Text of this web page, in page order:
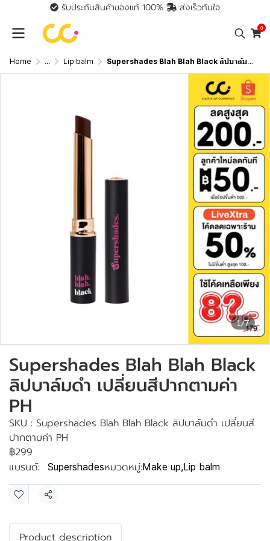
รับประกันสินค้าของแท้ 100% ส่งเร็วทันใจ
0
Home ... Lip balm Supershades Blah Blah Black ลิปบาล์มดำ เปลี่ยนสีปากตามค่า PH
1/7
Supershades Blah Blah Black
ลิปบาล์มดำ เปลี่ยนสีปากตามค่า
PH
SKU : Supershades Blah Blah Black ลิปบาล์มดำ เปลี่ยนสี
ปากตามค่า PH
฿299
แบรนด์:
Supershadesหมวดหมู่:Make up,Lip balm
แชร์
Product description